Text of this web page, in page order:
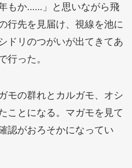
もか……」と思いながら飛
行先を見届け、視線を池に
ドリのつがいが出てきてあ
行った。
モの群れとカルガモ、オシ
ことになる。マガモを見て
認がおろそかになってい